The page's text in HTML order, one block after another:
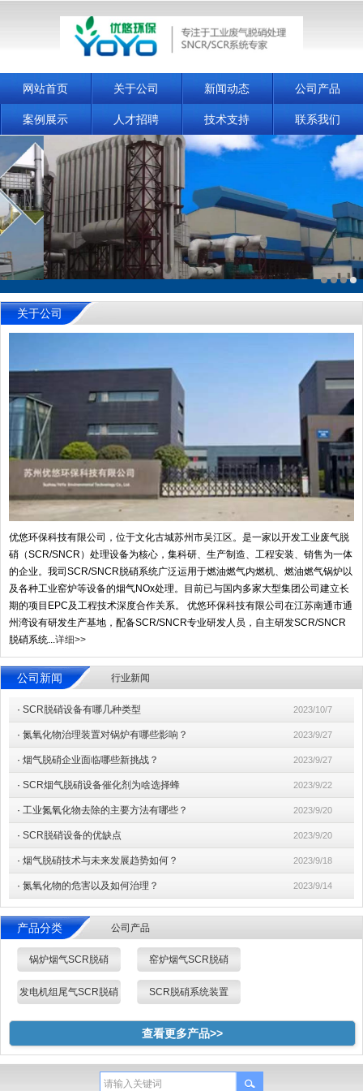
网站首页 关于公司 新闻动态 公司产品
案例展示 人才招聘 技术支持 联系我们
关于公司
优悠环保科技有限公司，位于文化古城苏州市吴江区。是一家以开发工业废气脱
硝（SCR/SNCR）处理设备为核心，集科研、生产制造、工程安装、销售为一体
的企业。我司SCR/SNCR脱硝系统广泛运用于燃油燃气内燃机、燃油燃气锅炉以
及各种工业窑炉等设备的烟气NOx处理。目前已与国内多家大型集团公司建立长
期的项目EPC及工程技术深度合作关系。 优悠环保科技有限公司在江苏南通市通
州湾设有研发生产基地，配备SCR/SNCR专业研发人员，自主研发SCR/SNCR
脱硝系统...详细>>
公司新闻 行业新闻
· SCR脱硝设备有哪几种类型 2023/10/7
· 氮氧化物治理装置对锅炉有哪些影响？ 2023/9/27
· 烟气脱硝企业面临哪些新挑战？ 2023/9/27
· SCR烟气脱硝设备催化剂为啥选择蜂 2023/9/22
· 工业氮氧化物去除的主要方法有哪些？ 2023/9/20
· SCR脱硝设备的优缺点 2023/9/20
· 烟气脱硝技术与未来发展趋势如何？ 2023/9/18
· 氮氧化物的危害以及如何治理？ 2023/9/14
产品分类 公司产品
锅炉烟气SCR脱硝 窑炉烟气SCR脱硝
发电机组尾气SCR脱硝 SCR脱硝系统装置
查看更多产品>>